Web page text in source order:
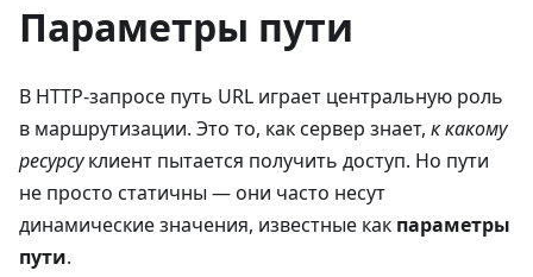
Параметры пути
В HTTP-запросе путь URL играет центральную роль
в маршрутизации. Это то, как сервер знает, к какому
ресурсуклиент пытается получить доступ. Но пути
не просто статичны — они часто несут
динамические значения, известные как параметры
пути.